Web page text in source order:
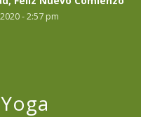
- 2:57 pm